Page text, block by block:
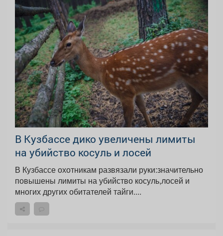
В Кузбассе дико увеличены лимиты
на убийство косуль и лосей
В Кузбассе охотникам развязали руки:значительно
повышены лимиты на убийство косуль,лосей и
многих других обитателей тайги....